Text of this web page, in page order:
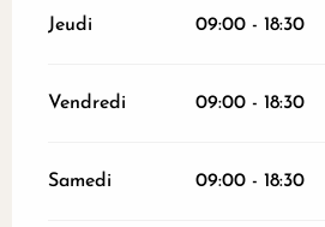
Jeudi 09:00 - 18:30
Vendredi 09:00 - 18:30
Samedi 09:00 - 18:30